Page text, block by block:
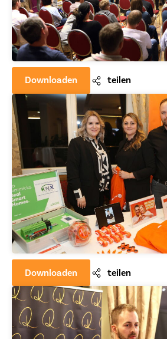
Downloaden teilen
Downloaden teilen